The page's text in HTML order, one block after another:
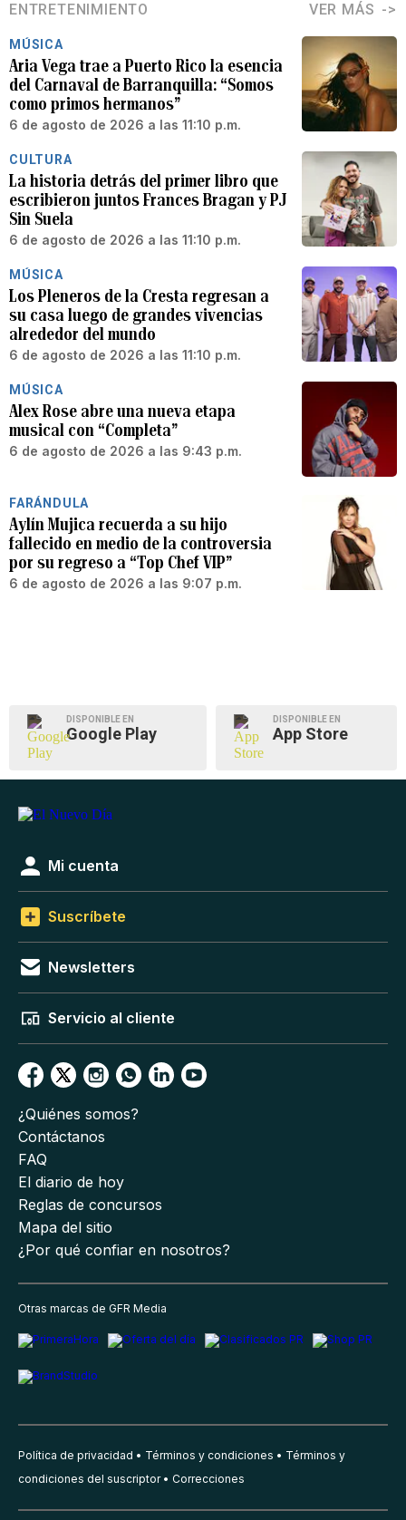
ENTRETENIMIENTO VER MÁS
MÚSICA
Aria Vega trae a Puerto Rico la esencia
del Carnaval de Barranquilla: “Somos
como primos hermanos”
6 de agosto de 2026 a las 11:10 p.m.
CULTURA
La historia detrás del primer libro que
escribieron juntos Frances Bragan y PJ
Sin Suela
6 de agosto de 2026 a las 11:10 p.m.
MÚSICA
Los Pleneros de la Cresta regresan a
su casa luego de grandes vivencias
alrededor del mundo
6 de agosto de 2026 a las 11:10 p.m.
MÚSICA
Alex Rose abre una nueva etapa
musical con “Completa”
6 de agosto de 2026 a las 9:43 p.m.
FARÁNDULA
Aylín Mujica recuerda a su hijo
fallecido en medio de la controversia
por su regreso a “Top Chef VIP”
6 de agosto de 2026 a las 9:07 p.m.
DISPONIBLE EN
Google Play
DISPONIBLE EN
App Store
Mi cuenta
Suscríbete
Newsletters
Servicio al cliente
¿Quiénes somos?
Contáctanos
FAQ
El diario de hoy
Reglas de concursos
Mapa del sitio
¿Por qué confiar en nosotros?
Otras marcas de GFR Media
Política de privacidad Términos y condiciones
Términos y
condiciones del suscriptor
Correcciones